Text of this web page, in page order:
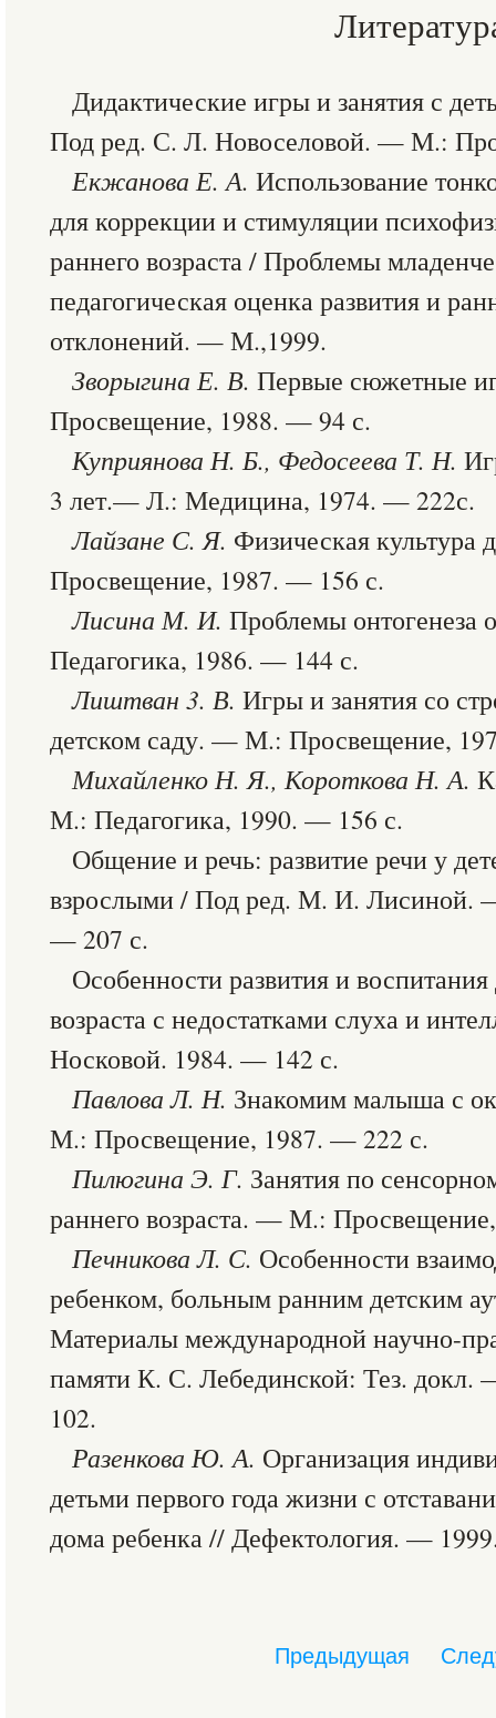
Дидактические игры и занятия с
Под ред. С. Л. Новоселовой. — М.:
Екжанова Е. А. Использование
для коррекции и стимуляции
раннего возраста / Проблемы
педагогическая оценка развития и
отклонений. — М.,1999.
Зворыгина Е. В. Первые сюжетные
Просвещение, 1988. — 94 с.
Куприянова Н. Б., Федосеева Т. Н.
3 лет.— Л.: Медицина, 1974. — 222с.
Лайзане С. Я. Физическая
Просвещение, 1987. — 156 с.
Лисина М. И. Проблемы
Педагогика, 1986. — 144 с.
Лиштван 3. В. Игры и занятия со
детском саду. — М.: Просвещение,
Михайленко Н. Я., Короткова Н. А.
М.: Педагогика, 1990. — 156 с.
Общение и речь: развитие речи у
взрослыми / Под ред. М. И. Лисиной.
— 207 с.
Особенности развития и
возраста с недостатками слуха и
Носковой. 1984. — 142 с.
Павлова Л. Н. Знакомим малыша с
М.: Просвещение, 1987. — 222 с.
Пилюгина Э. Г. Занятия по
раннего возраста. — М.:
ПечниковаЛ. С. Особенности
ребенком, больным ранним детским
Материалы международной научно-
памяти К. С. Лебединской: Тез.
102.
Разенкова Ю. А. Организация
детьми первого года жизни с
дома ребенка // Дефектология. —
Предыдущая